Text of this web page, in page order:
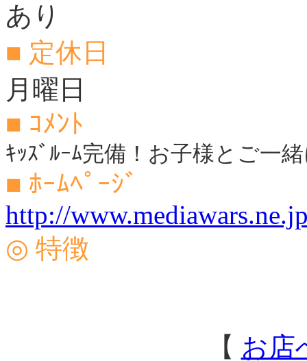
あり
■ 定休日
月曜日
■ ｺﾒﾝﾄ
ｷｯｽﾞﾙｰﾑ完備！お子様とご一
■ ﾎｰﾑﾍﾟｰｼﾞ
http://
◎ 特徴
【 お店